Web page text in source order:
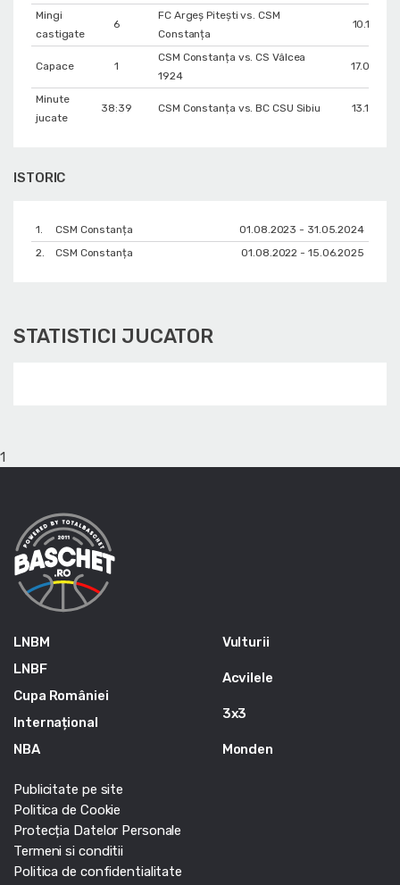
Mingi
castigate
6
FC Argeș Pitești vs. CSM
Constanța
Capace 1
CSM Constanța vs. CS Vâlcea
1924
Minute
jucate
38:39 CSM Constanța vs. BC CSU Sibiu
ISTORIC
1. CSM Constanța
01.08.2023 - 31.05.2024
2.
CSM Constanța 01.08.2022 - 15.06.2025
STATISTICI JUCATOR
1
LNBM
LNBF
Cupa României
Internațional
NBA
Vulturii
Acvilele
3x3
Monden
Publicitate pe site
Politica de Cookie
Protecția Datelor Personale
Termeni si conditii
Politica de confidentialitate